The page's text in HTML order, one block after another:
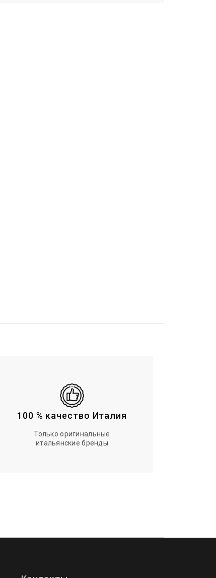
100 % качество Италия
Только оригинальные
итальянские бренды